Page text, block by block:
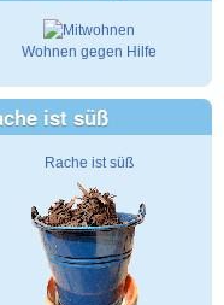
Wohnen gegen Hilfe
ist süß
Rache ist süß